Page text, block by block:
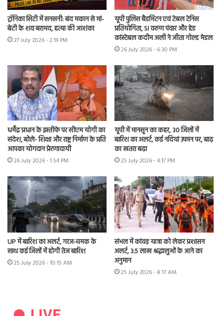
ट्रॉनिका सिटी में सनसनी: बंद मकान से मां-
बेटी के शव बरामद, हत्या की आशंका
27 July 2026 - 2:19 PM
यूपी पुलिस बैडमिंटन एवं टेबल टेनिस
प्रतियोगिता, SI वरुण पंवार और हेड
कांस्टेबल कदीम अली ने जीता गोल्ड मेडल
26 July 2026 - 6:30 PM
धर्मेंद्र प्रधान के इस्तीफे पर सीएम योगी का
संदेश, बोले- शिक्षा और राष्ट्र निर्माण के प्रति
आपका योगदान प्रेरणादायी
26 July 2026 - 1:54 PM
यूपी में मानसून का कहर, 30 जिलों में
बारिश का अलर्ट, कई नदियां उफान पर, बाढ़
का खतरा बढ़ा
25 July 2026 - 4:17 PM
UP में बारिश का अलर्ट, गरज-चमक के
साथ कई जिलों में होगी तेज बारिश
25 July 2026 - 10:15 AM
संभल में कांवड़ यात्रा को लेकर प्रशासन
अलर्ट, 3.5 लाख श्रद्धालुओं के आने का
अनुमान
25 July 2026 - 8:17 AM